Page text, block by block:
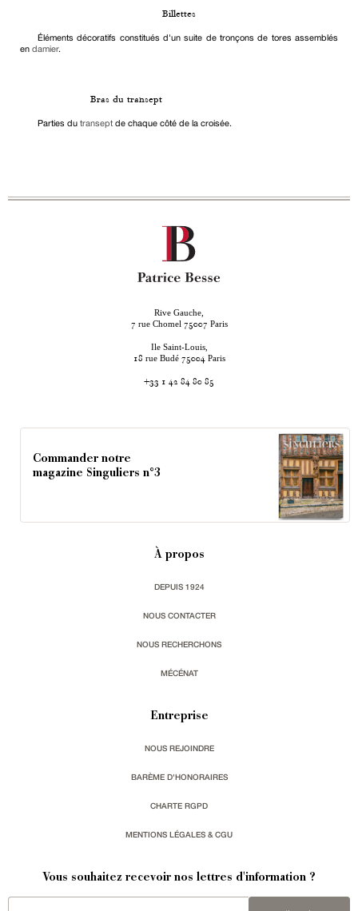
Billettes
Éléments décoratifs constitués d'un suite de tronçons de tores assemblés
en damier.
Bras du transept
Parties du transept de chaque côté de la croisée.
Rive Gauche,
7 rue Chomel 75007 Paris
Ile Saint-Louis,
18 rue Budé 75004 Paris
+33 1 42 84 80 85
Commander notre
magazine Singuliers n°3
À propos
DEPUIS 1924
NOUS CONTACTER
NOUS RECHERCHONS
MÉCÉNAT
Entreprise
NOUS REJOINDRE
BARÈME D'HONORAIRES
CHARTE RGPD
MENTIONS LÉGALES & CGU
Vous souhaitez recevoir nos lettres d'information ?